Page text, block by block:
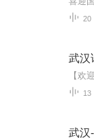
20
武汉
13
武汉